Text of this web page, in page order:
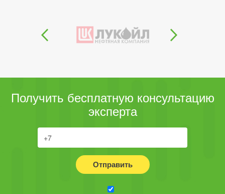
Получить бесплатную консультацию
эксперта
Отправить